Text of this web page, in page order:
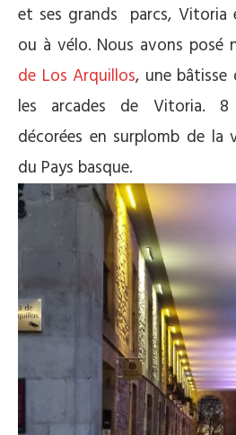
et ses grands parcs, Vitoria
ou à vélo. Nous avons posé
de Los Arquillos, une bâtisse
les arcades de Vitoria. 8
décorées en surplomb de la
du Pays basque.